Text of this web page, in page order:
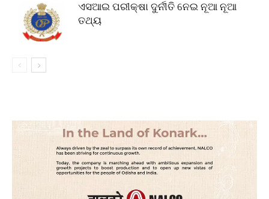
ଏସଆଇ ପରୀକ୍ଷା ଦୁର୍ନୀତି ନେଇ ନୂଆ ନୂଆ
ତଥ୍ୟ